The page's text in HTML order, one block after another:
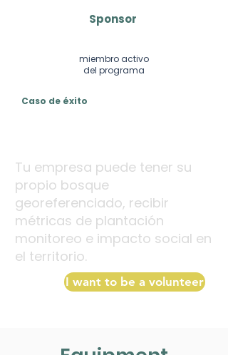
Sponsor
miembro activo
del programa
Caso de éxito
Tu empresa puede tener su
propio bosque
georeferenciado, recibir
métricas de plantación
monitoreo e impacto social en
el territorio.
I want to be a volunteer